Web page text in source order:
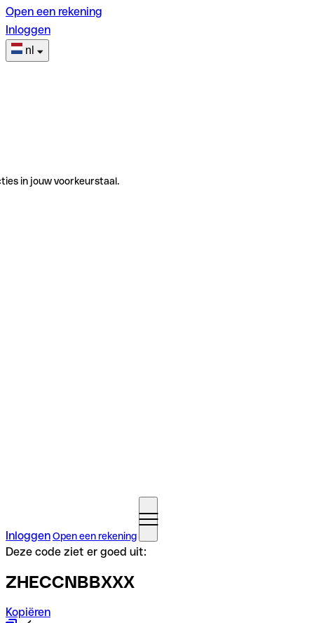
Open een rekening
Inloggen
nl
in jouw voorkeurstaal.
InloggenOpen een rekening
Deze code ziet er goed uit:
ZHECCNBBXXX
Kopiëren